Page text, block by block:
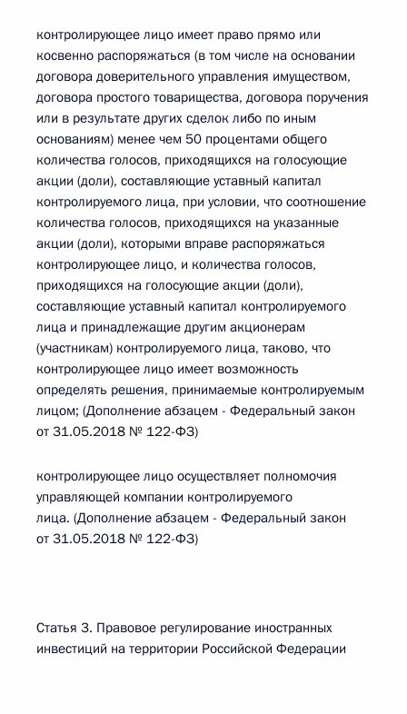
контролирующее лицо имеет право прямо или
косвенно распоряжаться (в том числе на основании
договора доверительного управления имуществом,
договора простого товарищества, договора поручения
или в результате других сделок либо по иным
основаниям) менее чем 50 процентами общего
количества голосов, приходящихся на голосующие
акции (доли), составляющие уставный капитал
контролируемого лица, при условии, что соотношение
количества голосов, приходящихся на указанные
акции (доли), которыми вправе распоряжаться
контролирующее лицо, и количества голосов,
приходящихся на голосующие акции (доли),
составляющие уставный капитал контролируемого
лица и принадлежащие другим акционерам
(участникам) контролируемого лица, таково, что
контролирующее лицо имеет возможность
определять решения, принимаемые контролируемым
лицом; (Дополнение абзацем - Федеральный закон
от 31.05.2018 № 122-ФЗ)
контролирующее лицо осуществляет полномочия
управляющей компании контролируемого
лица. (Дополнение абзацем - Федеральный закон
от 31.05.2018 № 122-ФЗ)
Статья 3. Правовое регулирование иностранных
инвестиций на территории Российской Федерации